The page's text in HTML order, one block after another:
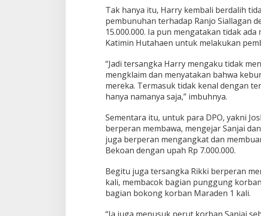
Tak hanya itu, Harry kembali berdalih
pembunuhan terhadap Ranjo Siallagan
15.000.000. Ia pun mengatakan tidak
Katimin Hutahaen untuk melakukan
“Jadi tersangka Harry mengaku tidak
mengklaim dan menyatakan bahwa
mereka. Termasuk tidak kenal dengan
hanya namanya saja,” imbuhnya.
Sementara itu, untuk para DPO, yakni
berperan membawa, mengejar Sanjai
juga berperan mengangkat dan
Bekoan dengan upah Rp 7.000.000.
Begitu juga tersangka Rikki berperan
kali, membacok bagian punggung
bagian bokong korban Maraden 1 kali.